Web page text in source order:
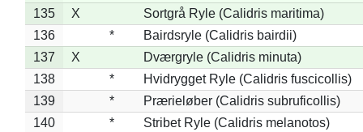
135
X
Sortgrå Ryle (Calidris maritima)
136
*
Bairdsryle (Calidris bairdii)
137
X
Dværgryle (Calidris minuta)
138
*
Hvidrygget Ryle (Calidris fuscicollis)
139
*
Prærieløber (Calidris subruficollis)
140
*
Stribet Ryle (Calidris melanotos)